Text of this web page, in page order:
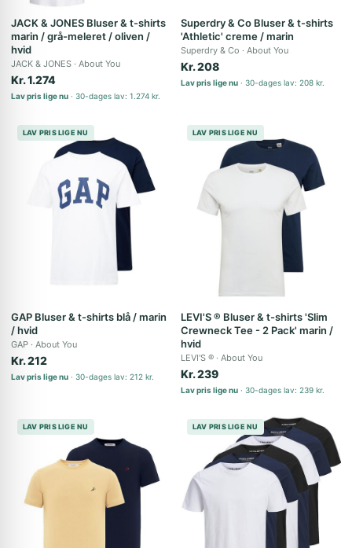
JACK & JONES Bluser & t-shirts
marin / grå-meleret / oliven /
hvid
JACK & JONES About You
Kr. 1.274
Lav pris lige nu 30-dages lav: 1.274 kr.
Superdry & Co Bluser & t-shirts
'Athletic' creme / marin
Superdry & Co About You
Kr. 208
Lav pris lige nu 30-dages lav: 208 kr.
LAV PRIS LIGE NU
GAP Bluser & t-shirts blå / marin
/ hvid
GAP About You
Kr. 212
Lav pris lige nu 30-dages lav: 212 kr.
LAV PRIS LIGE NU
LEVI'S ® Bluser & t-shirts 'Slim
Crewneck Tee - 2 Pack' marin /
hvid
LEVI'S ® About You
Kr. 239
Lav pris lige nu 30-dages lav: 239 kr.
LAV PRIS LIGE NU LAV PRIS LIGE NU